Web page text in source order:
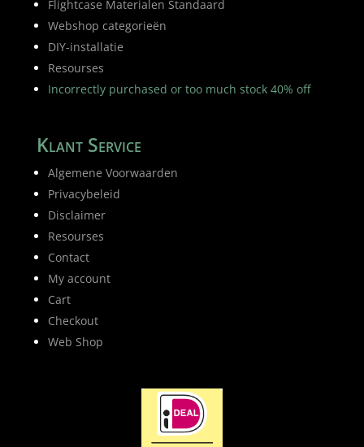
Flightcase Materialen Standaard
Webshop categorieën
DIY-installatie
Resourses
Incorrectly purchased or too much stock 40% off
Klant Service
Algemene Voorwaarden
Privacybeleid
Disclaimer
Resourses
Contact
My account
Cart
Checkout
Web Shop